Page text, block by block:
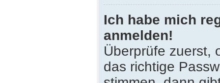
Ich habe mich
anmelden!
Überprüfe zuerst,
das richtige